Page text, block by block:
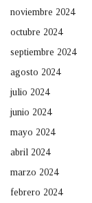
noviembre 2024
octubre 2024
septiembre 2024
agosto 2024
julio 2024
junio 2024
mayo 2024
abril 2024
marzo 2024
febrero 2024